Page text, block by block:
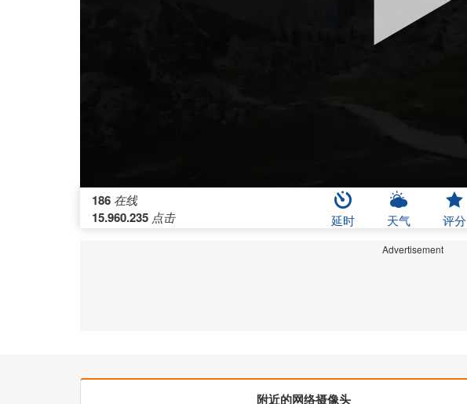
186 在线
15.960.235 点击 延时 天气 评分
Advertisement
附近的网络摄像头